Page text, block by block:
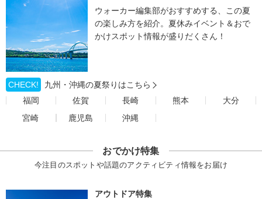
ウォーカー編集部がおすすめする、この夏
の楽しみ方を紹介。夏休みイベント＆おで
かけスポット情報が盛りだくさん！
CHECK!
九州・沖縄の夏祭りはこちら
福岡
佐賀 長崎 熊本
大分
宮崎
鹿児島 沖縄
おでかけ特集
今注目のスポットや話題のアクティビティ情報をお届け
アウトドア特集